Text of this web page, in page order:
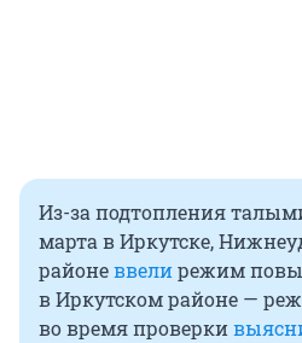
Из-за подтопления
марта в Иркутске,
районеввелирежим
в Иркутском районе —
во время проверки